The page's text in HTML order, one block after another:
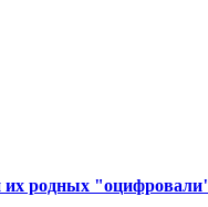
родных